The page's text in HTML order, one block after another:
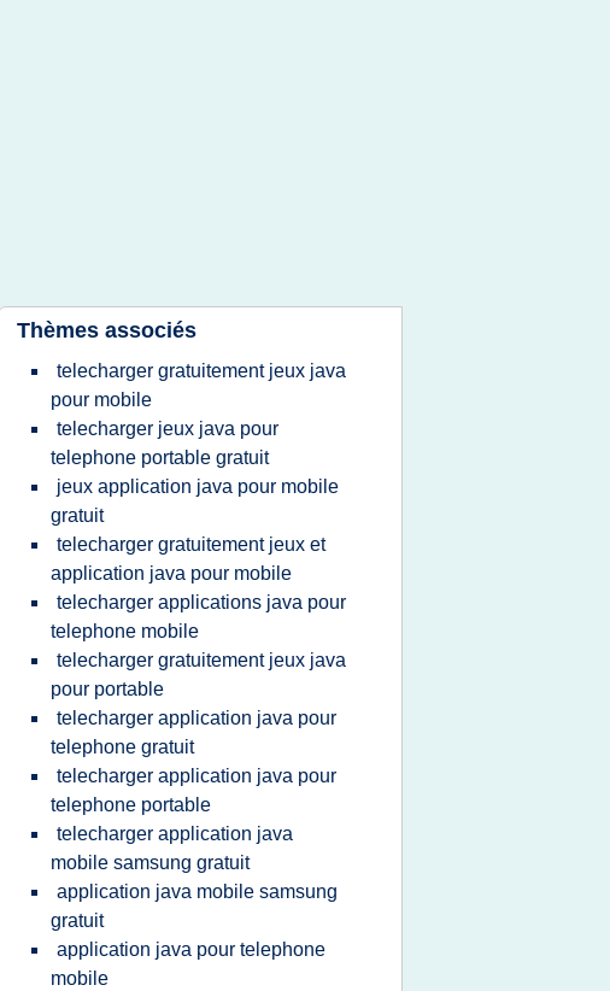
Thèmes associés
telecharger gratuitement jeux java
pour mobile
telecharger jeux java pour
telephone portable gratuit
jeux application java pour mobile
gratuit
telecharger gratuitement jeux et
application java pour mobile
telecharger applications java pour
telephone mobile
telecharger gratuitement jeux java
pour portable
telecharger application java pour
telephone gratuit
telecharger application java pour
telephone portable
telecharger application java
mobile samsung gratuit
application java mobile samsung
gratuit
application java pour telephone
mobile